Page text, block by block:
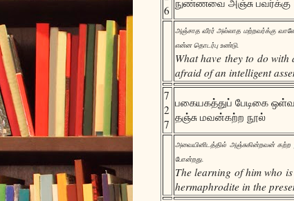
6
அஞ்சாத வீரர் அல்லாத மற்றவர்க்கு
என்ன தொடர்பு உண்டு.
What have they to do
afraid of an intelligent
7
2
7
பகையகத்துப் பேடிகை
தஞ்சு மவன்கற்ற நூல்
அவையினிடத்தில் அஞ்சுகின்றவன்
போன்றது.
The learning of him who
hermaphrodite in the